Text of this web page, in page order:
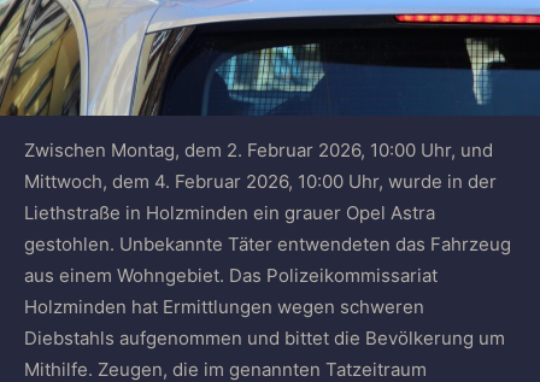
Zwischen Montag, dem 2. Februar 2026, 10:00 Uhr, und
Mittwoch, dem 4. Februar 2026, 10:00 Uhr, wurde in der
Liethstraße in Holzminden ein grauer Opel Astra
gestohlen. Unbekannte Täter entwendeten das Fahrzeug
aus einem Wohngebiet. Das Polizeikommissariat
Holzminden hat Ermittlungen wegen schweren
Diebstahls aufgenommen und bittet die Bevölkerung um
Mithilfe. Zeugen, die im genannten Tatzeitraum